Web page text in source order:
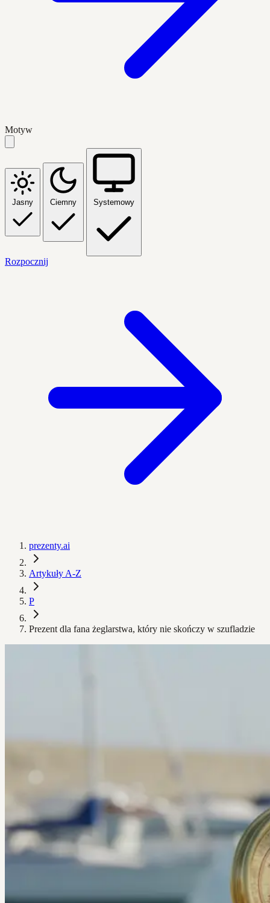
Motyw
Jasny Ciemny Systemowy
Rozpocznij
prezenty.ai
Artykuły A-Z
P
Prezent dla fana żeglarstwa, który nie skończy w szufladzie